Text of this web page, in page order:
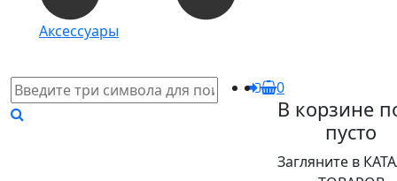
Аксессуары
0
В корзине
пусто
Загляните в